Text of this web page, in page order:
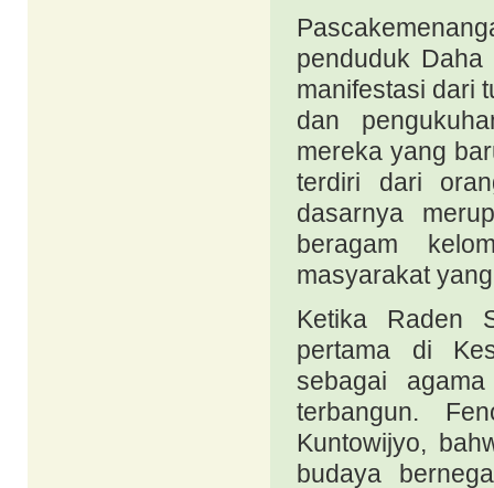
penduduk
manifestasi dari
dan
mereka yang
terdiri dari
dasarnya
beragam
masyarakat
Ketika Raden
pertama di
sebagai
terbangun.
Kuntowijyo,
budaya